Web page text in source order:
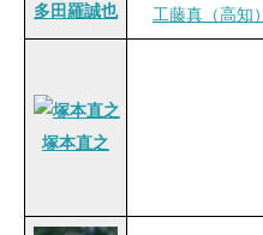
多田羅誠也
工藤真（高知）
塚本直之